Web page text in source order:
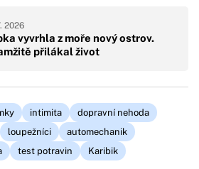
vyvrhla z moře nový ostrov.
přilákal život
2026
intimita
dopravní nehoda
loupežníci
automechanik
test potravin Karibik